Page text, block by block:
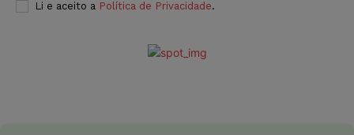
Li e aceito a Política de Privacidade.